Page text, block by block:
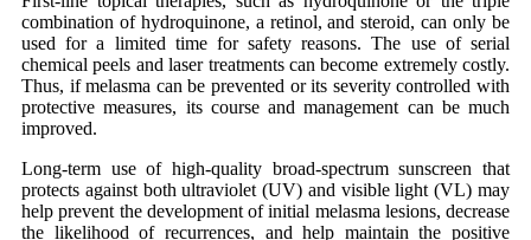
combination of hydroquinone, a retinol, and steroid, can only be
used for a limited time for safety reasons. The use of serial
chemical peels and laser treatments can become extremely costly.
Thus, if melasma can be prevented or its severity controlled with
protective measures, its course and management can be much
improved.
Long-term use of high-quality broad-spectrum sunscreen that
protects against both ultraviolet (UV) and visible light (VL) may
help prevent the development of initial melasma lesions, decrease
the likelihood of recurrences, and help maintain the positive